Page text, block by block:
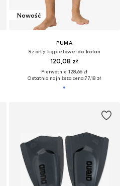
Nowość
PUMA
Szorty kąpielowe do kolan
120,08 zł
Pierwotnie: 128,66 zł
Ostatnia najniższa cena:77,18 zł